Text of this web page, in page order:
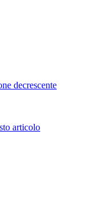
decrescente
articolo